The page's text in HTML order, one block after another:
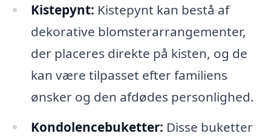
Kistepynt: Kistepynt kan bestå af
dekorative blomsterarrangementer,
der placeres direkte på kisten, og de
kan være tilpasset efter familiens
ønsker og den afdødes personlighed.
Kondolencebuketter: Disse buketter